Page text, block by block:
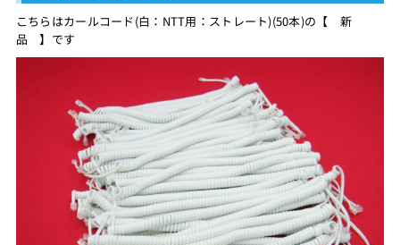
こちらはカールコード(白：NTT用：ストレート)(50本)の【 新
品 】です